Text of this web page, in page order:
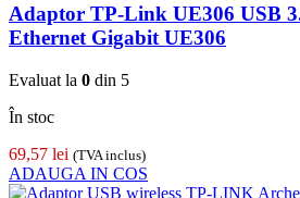
Adaptor TP-Link UE306 USB
Ethernet Gigabit UE306
Evaluat la 0 din 5
În stoc
69,57 lei (TVA inclus)
ADAUGA IN COS